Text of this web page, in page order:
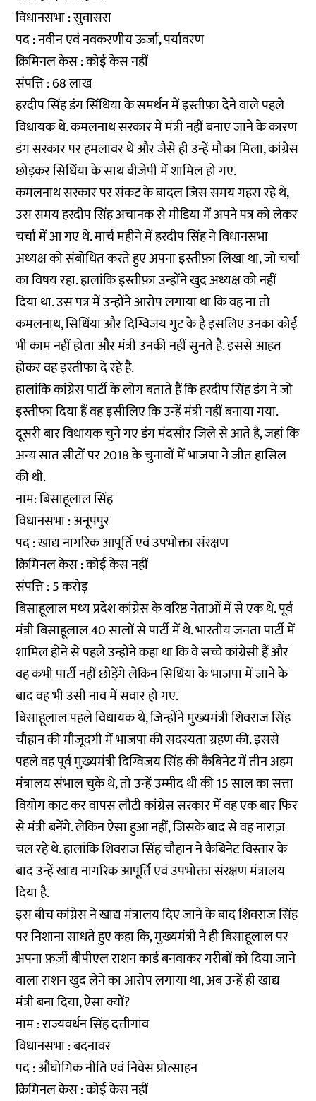
विधानसभा : सुवासरा
पद : नवीन एवं नवकरणीय ऊर्जा, पर्यावरण
क्रिमिनल केस : कोई केस नहीं
संपत्ति : 68 लाख
हरदीप सिंह डंग सिंधिया के समर्थन में इस्तीफ़ा देने वाले पहले
विधायक थे. कमलनाथ सरकार में मंत्री नहीं बनाए जाने के कारण
डंग सरकार पर हमलावर थे और जैसे ही उन्हें मौका मिला, कांग्रेस
छोड़कर सिधिंया के साथ बीजेपी में शामिल हो गए.
कमलनाथ सरकार पर संकट के बादल जिस समय गहरा रहे थे,
उस समय हरदीप सिंह अचानक से मीडिया में अपने पत्र को लेकर
चर्चा में आ गए थे. मार्च महीने में हरदीप सिंह ने विधानसभा
अध्यक्ष को संबोधित करते हुए अपना इस्तीफ़ा लिखा था, जो चर्चा
का विषय रहा. हालांकि इस्तीफ़ा उन्होंने खुद अध्यक्ष को नहीं
दिया था. उस पत्र में उन्होंने आरोप लगाया था कि वह ना तो
कमलनाथ, सिधिंया और दिग्विजय गुट के है इसलिए उनका कोई
भी काम नहीं होता और मंत्री उनकी नहीं सुनते है. इससे आहत
होकर वह इस्तीफा दे रहे है.
हालांकि कांग्रेस पार्टी के लोग बताते हैं कि हरदीप सिंह डंग ने जो
इस्तीफा दिया हैं वह इसीलिए कि उन्हें मंत्री नहीं बनाया गया.
दूसरी बार विधायक चुने गए डंग मंदसौर जिले से आते है, जहां कि
अन्य सात सीटों पर 2018 के चुनावों में भाजपा ने जीत हासिल
की थी.
नाम: बिसाहूलाल सिंह
विधानसभा : अनूपपुर
पद : खाद्य नागरिक आपूर्ति एवं उपभोक्ता संरक्षण
क्रिमिनल केस : कोई केस नहीं
संपत्ति : 5 करोड़
बिसाहूलाल मध्य प्रदेश कांग्रेस के वरिष्ठ नेताओं में से एक थे. पूर्व
मंत्री बिसाहूलाल 40 सालों से पार्टी में थे. भारतीय जनता पार्टी में
शामिल होने से पहले उन्होंने कहा था कि वे सच्चे कांग्रेसी हैं और
वह कभी पार्टी नहीं छोड़ेंगे लेकिन सिधिंया के भाजपा में जाने के
बाद वह भी उसी नाव में सवार हो गए.
बिसाहूलाल पहले विधायक थे, जिन्होंने मुख्यमंत्री शिवराज सिंह
चौहान की मौजूदगी में भाजपा की सदस्यता ग्रहण की. इससे
पहले वह पूर्व मुख्यमंत्री दिग्विजय सिंह की कैबिनेट में तीन अहम
मंत्रालय संभाल चुके थे, तो उन्हें उम्मीद थी की 15 साल का सत्ता
वियोग काट कर वापस लौटी कांग्रेस सरकार में वह एक बार फिर
से मंत्री बनेंगे. लेकिन ऐसा हुआ नहीं, जिसके बाद से वह नाराज़
चल रहे थे. हालांकि शिवराज सिंह चौहान ने कैबिनेट विस्तार के
बाद उन्हें खाद्य नागरिक आपूर्ति एवं उपभोक्ता संरक्षण मंत्रालय
दिया है.
इस बीच कांग्रेस ने खाद्य मंत्रालय दिए जाने के बाद शिवराज सिंह
पर निशाना साधते हुए कहा कि, मुख्यमंत्री ने ही बिसाहूलाल पर
अपना फ़र्ज़ी बीपीएल राशन कार्ड बनवाकर गरीबों को दिया जाने
वाला राशन खुद लेने का आरोप लगाया था, अब उन्हें ही खाद्य
मंत्री बना दिया, ऐसा क्यों?
नाम : राज्यवर्धन सिंह दत्तीगांव
विधानसभा : बदनावर
पद : औघोगिक नीति एवं निवेस प्रोत्साहन
क्रिमिनल केस : कोई केस नहीं